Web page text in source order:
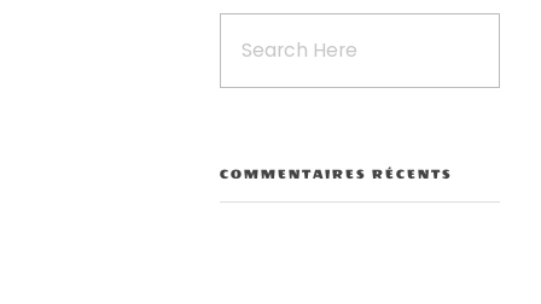
COMMENTAIRES RÉCENTS